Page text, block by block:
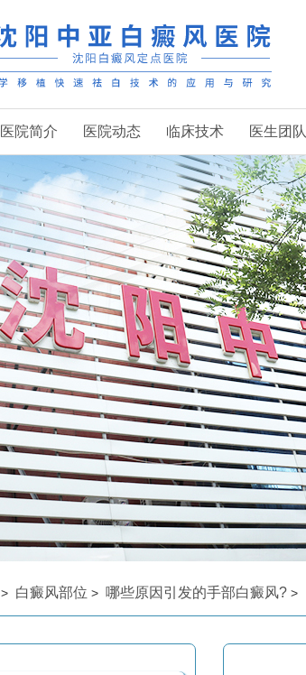
医院简介 医院动态 临床技术 医生团队
> 白癜风部位 > 哪些原因引发的手部白癜风? >